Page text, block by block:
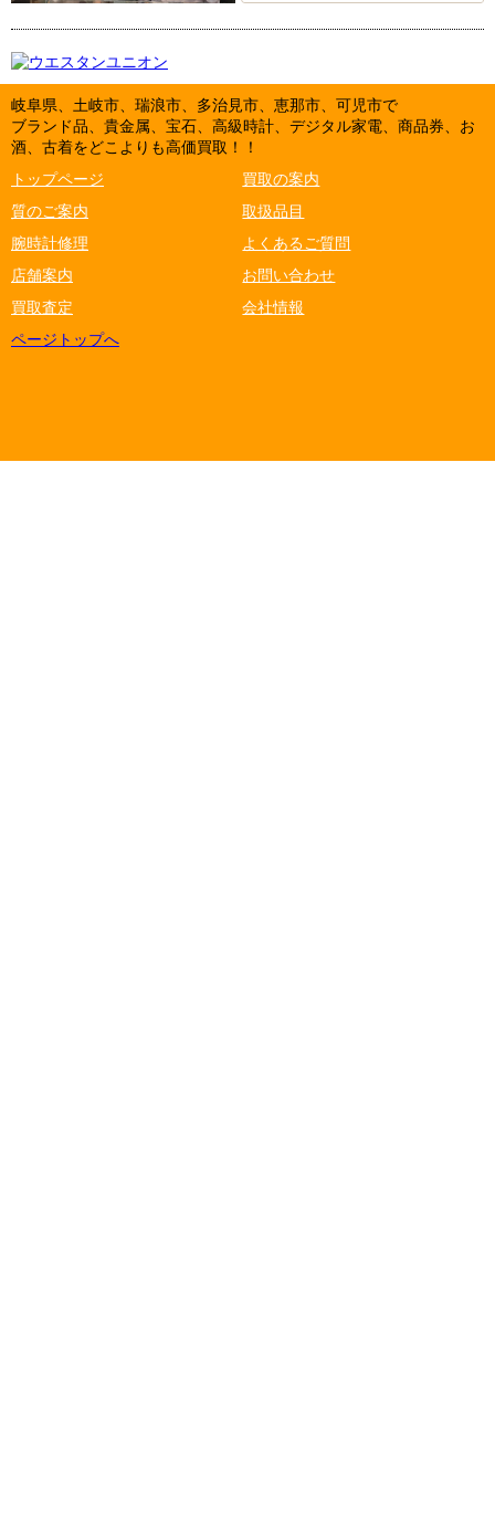
岐阜県、土岐市、瑞浪市、多治見市、恵那市、可児市で
ブランド品、貴金属、宝石、高級時計、デジタル家電、商品券、お
酒、古着をどこよりも高価買取！！
トップページ
買取の案内
質のご案内
取扱品目
腕時計修理
よくあるご質問
店舗案内
お問い合わせ
買取査定
会社情報
ページトップへ